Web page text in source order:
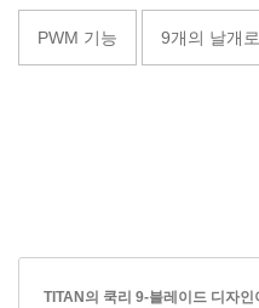
PWM 기능 9개의 날개
TITAN의 쿡리 9-블레이드 디자